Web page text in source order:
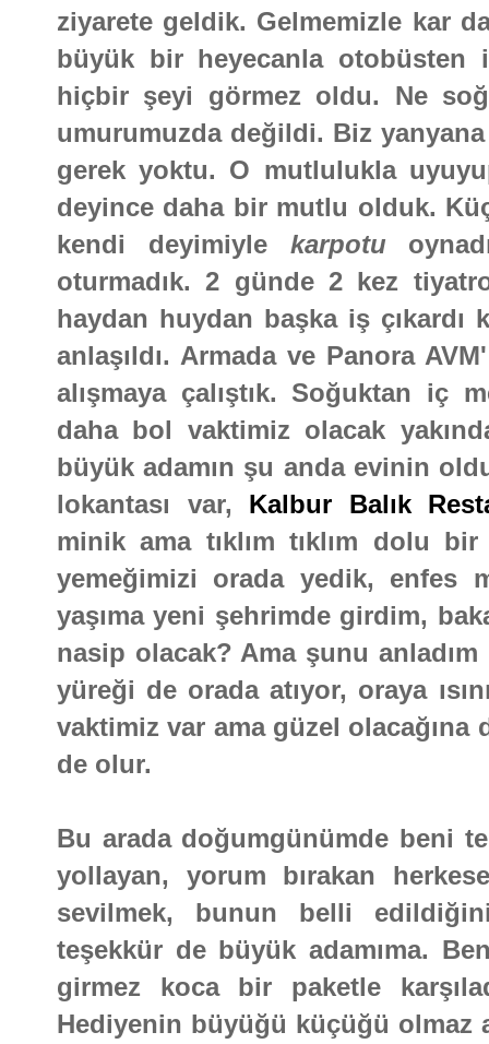
ziyarete geldik. Gelmemizle kar
büyük bir heyecanla otobüsten
hiçbir şeyi görmez oldu. Ne
umurumuzda değildi. Biz
gerek yoktu. O mutlulukla
deyince daha bir mutlu olduk.
kendi deyimiyle karpotu
oturmadık. 2 günde 2 kez
haydan huydan başka iş
anlaşıldı. Armada ve Panora
alışmaya çalıştık. Soğuktan iç
daha bol vaktimiz olacak
büyük adamın şu anda evinin
lokantası var, Kalbur Balık
minik ama tıklım tıklım dolu
yemeğimizi orada yedik, enfes
yaşıma yeni şehrimde girdim,
nasip olacak? Ama şunu
yüreği de orada atıyor, oraya
vaktimiz var ama güzel
de olur.
Bu arada doğumgünümde beni
yollayan, yorum bırakan
sevilmek, bunun belli
teşekkür de büyük adamıma.
girmez koca bir paketle
Hediyenin büyüğü küçüğü olmaz